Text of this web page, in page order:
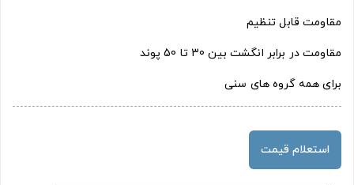
مقاومت قابل تنظیم
مقاومت در برابر انگشت بین 30 تا 50 پوند
برای همه گروه های سنی
استعلام قیمت